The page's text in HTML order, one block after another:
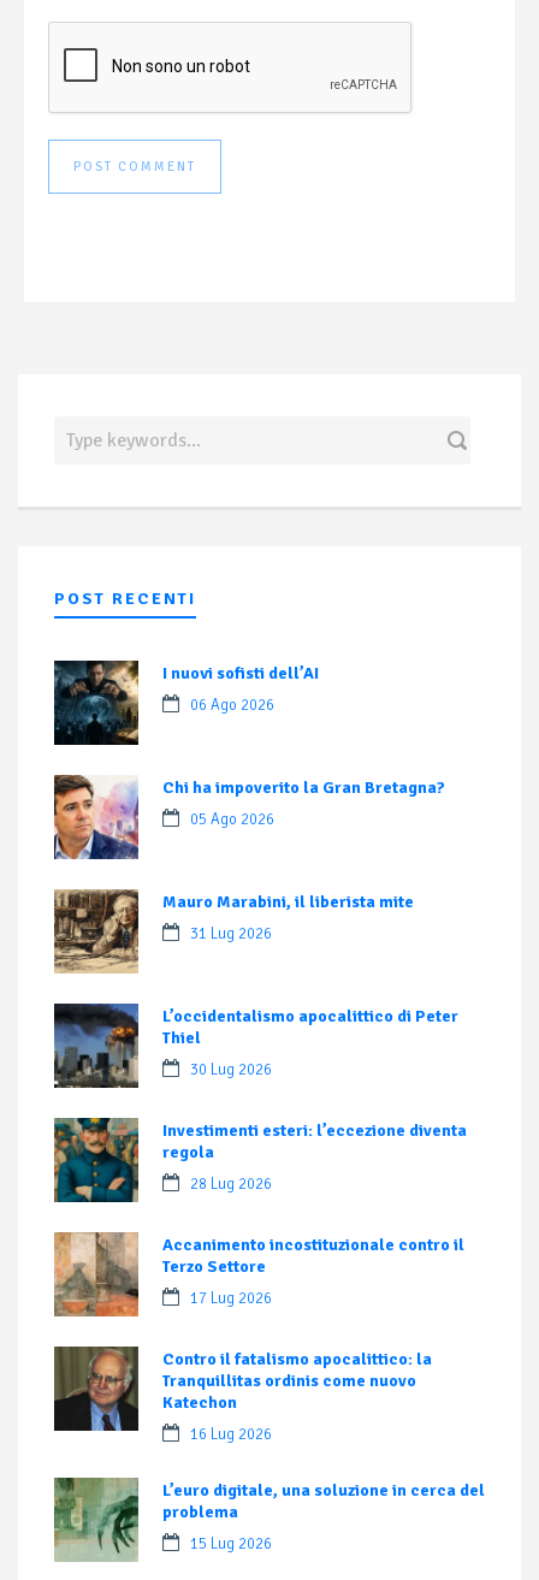
POST RECENTI
I nuovi sofisti dell’AI
06 Ago 2026
Chi ha impoverito la Gran Bretagna?
05 Ago 2026
Mauro Marabini, il liberista mite
31 Lug 2026
L’occidentalismo apocalittico di Peter
Thiel
30 Lug 2026
Investimenti esteri: l’eccezione diventa
regola
28 Lug 2026
Accanimento incostituzionale contro il
Terzo Settore
17 Lug 2026
Contro il fatalismo apocalittico: la
Tranquillitas ordinis come nuovo
Katechon
16 Lug 2026
L’euro digitale, una soluzione in cerca del
problema
15 Lug 2026